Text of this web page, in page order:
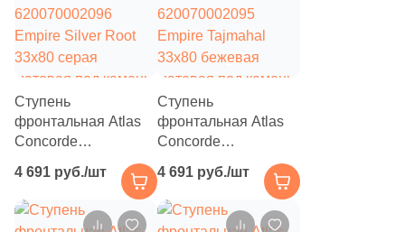
Ступень
фронтальная Atlas
Concorde
Empire Silver Root
33x80 серая
матовая под камень
4 691 руб./шт
Ступень
фронтальная Atlas
Concorde
Empire Tajmahal
33x80 бежевая
матовая под камень
4 691 руб./шт